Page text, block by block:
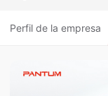
Perfil de la empresa